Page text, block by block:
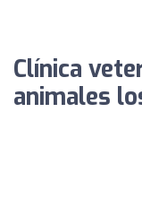
Clínica
animales